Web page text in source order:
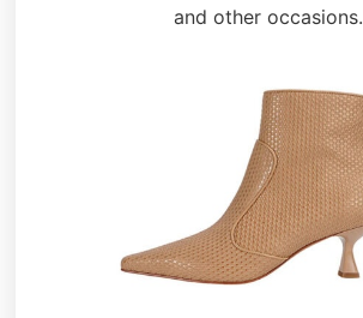
and other occasions.